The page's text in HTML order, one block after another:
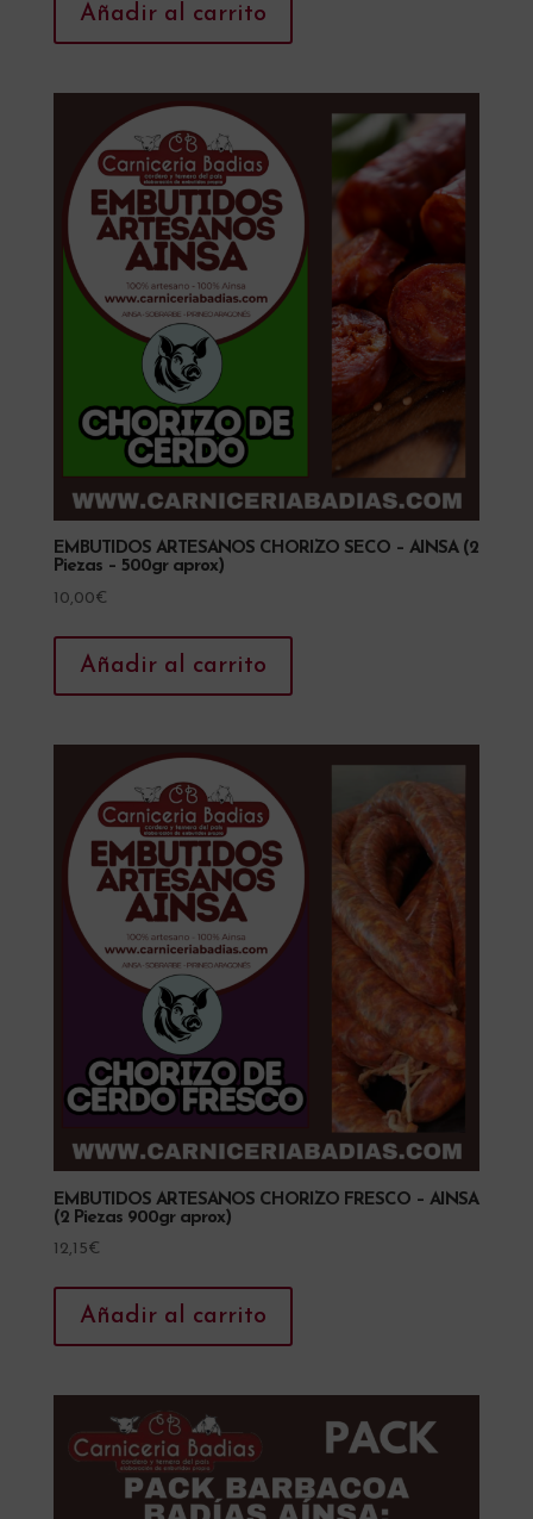
Añadir al carrito
EMBUTIDOS ARTESANOS CHORIZO SECO – AINSA (2
Piezas – 500gr aprox)
10,00€
Añadir al carrito
EMBUTIDOS ARTESANOS CHORIZO FRESCO – AINSA
(2 Piezas 900gr aprox)
12,15€
Añadir al carrito